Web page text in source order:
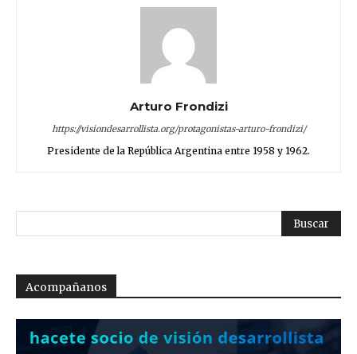
Arturo Frondizi
https://visiondesarrollista.org/protagonistas-arturo-frondizi/
Presidente de la República Argentina entre 1958 y 1962.
Acompañanos